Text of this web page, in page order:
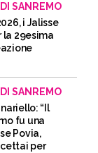
SANREMO
i Jalisse
la 29esima
SANREMO
“Il
fu una
Povia,
per